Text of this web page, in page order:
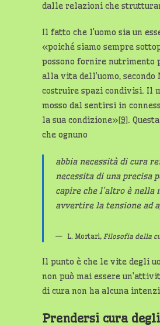
dalle relazioni che
Il fatto che l’uomo sia un
«poiché siamo sempre
possono fornire nutrimento
alla vita dell’uomo,
costruire spazi condivisi. Il
mosso dal sentirsi in
la sua condizione»[9].
che ognuno
abbia necessità di cura
necessita di una precisa
capire che l’altro è nella
avvertire la tensione ad
L. Mortari, Filosofia della
Il punto è che le vite degli
non può mai essere
di cura non ha alcuna
Prendersi cura